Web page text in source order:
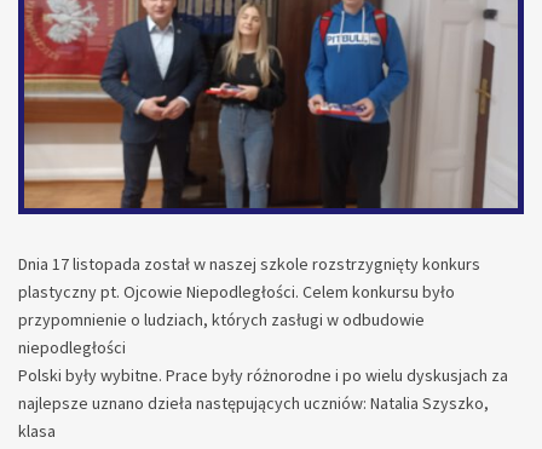
Dnia 17 listopada został w naszej szkole rozstrzygnięty konkurs
plastyczny pt. Ojcowie Niepodległości. Celem konkursu było
przypomnienie o ludziach, których zasługi w odbudowie
niepodległości
Polski były wybitne. Prace były różnorodne i po wielu dyskusjach za
najlepsze uznano dzieła następujących uczniów: Natalia Szyszko,
klasa